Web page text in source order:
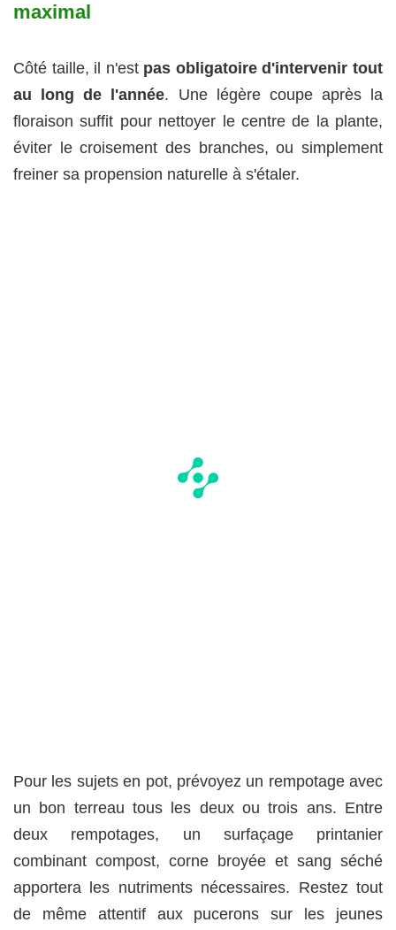
maximal
Côté taille, il n'est pas obligatoire d'intervenir tout
au long de l'année. Une légère coupe après la
floraison suffit pour nettoyer le centre de la plante,
éviter le croisement des branches, ou simplement
freiner sa propension naturelle à s'étaler.
Pour les sujets en pot, prévoyez un rempotage avec
un bon terreau tous les deux ou trois ans. Entre
deux rempotages, un surfaçage printanier
combinant compost, corne broyée et sang séché
apportera les nutriments nécessaires. Restez tout
de même attentif aux pucerons sur les jeunes